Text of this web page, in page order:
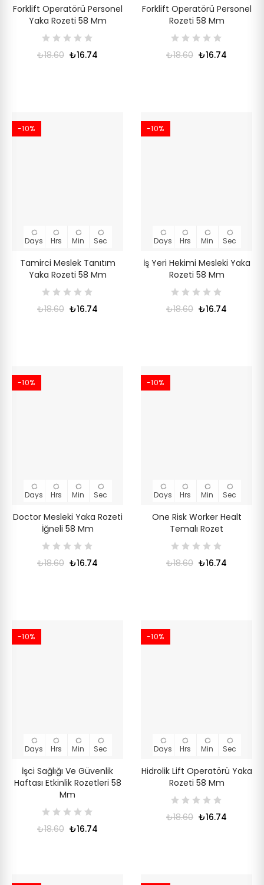
Forklift Operatörü Personel
Yaka Rozeti 58 Mm
₺18.60 ₺16.74
Forklift Operatörü Personel
Rozeti 58 Mm
₺18.60 ₺16.74
-10%
Days Hrs Min Sec
Tamirci Meslek Tanıtım
Yaka Rozeti 58 Mm
₺18.60 ₺16.74
-10%
Days Hrs Min Sec
İş Yeri Hekimi Mesleki Yaka
Rozeti 58 Mm
₺18.60 ₺16.74
-10%
Days Hrs Min Sec
Doctor Mesleki Yaka Rozeti
İğneli 58 Mm
₺18.60 ₺16.74
-10%
Days Hrs Min Sec
One Risk Worker Healt
Temalı Rozet
₺18.60 ₺16.74
-10%
Days Hrs Min Sec
İşci Sağlığı Ve Güvenlik
Haftası Etkinlik Rozetleri 58
Mm
₺18.60 ₺16.74
-10%
Days Hrs Min Sec
Hidrolik Lift Operatörü Yaka
Rozeti 58 Mm
₺18.60 ₺16.74